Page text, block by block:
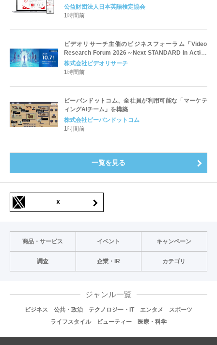
公益財団法人日本英語検定協会
1時間前
ビデオリサーチ主催のビジネスフォーラム「Video
Research Forum 2026～Next STANDARD in Action
～」10月7日（水）開催
株式会社ビデオリサーチ
1時間前
ピーバンドットコム、全社員が利用可能な「マーケテ
ィングAIチーム」を構築
株式会社ピーバンドットコム
1時間前
一覧を見る
X
商品・サービス イベント キャンペーン
調査 企業・IR カテゴリ
ジャンル一覧
ビジネス 公共・政治 テクノロジー・IT エンタメ
スポーツ
ライフスタイル
ビューティー 医療・科学